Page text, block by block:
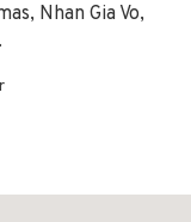
Nhan Gia Vo,